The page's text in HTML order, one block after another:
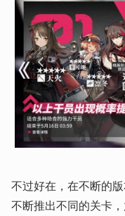
不过好在，在不断的
不断推出不同的关卡